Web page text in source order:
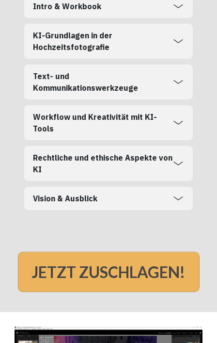
Intro & Workbook
KI-Grundlagen in der
Hochzeitsfotografie
Text- und
Kommunikationswerkzeuge
Workflow und Kreativität mit KI-
Tools
Rechtliche und ethische Aspekte von
KI
Vision & Ausblick
JETZT ZUSCHLAGEN!